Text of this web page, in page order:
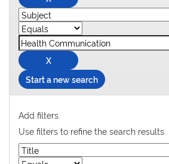
Start a new search
Add filters:
Use filters to refine the search results.